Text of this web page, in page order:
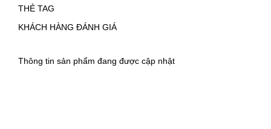
THẺ TAG
KHÁCH HÀNG ĐÁNH GIÁ
Thông tin sản phẩm đang được cập nhật